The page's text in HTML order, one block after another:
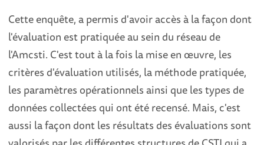
Cette enquête, a permis d'avoir accès à la façon dont
l'évaluation est pratiquée au sein du réseau de
l'Amcsti. C'est tout à la fois la mise en œuvre, les
critères d'évaluation utilisés, la méthode pratiquée,
les paramètres opérationnels ainsi que les types de
données collectées qui ont été recensé. Mais, c'est
aussi la façon dont les résultats des évaluations sont